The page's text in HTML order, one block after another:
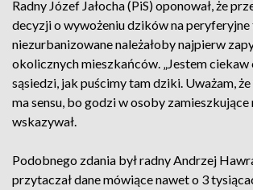
Radny Józef Jałocha (PiS) oponował, że
decyzji o wywożeniu dzików na peryferyjne
niezurbanizowane należałoby najpierw
okolicznych mieszkańców. „Jestem
sąsiedzi, jak puścimy tam dziki. Uważam,
ma sensu, bo godzi w osoby zamieszkujące
wskazywał.
Podobnego zdania był radny Andrzej
przytaczał dane mówiące nawet o 3